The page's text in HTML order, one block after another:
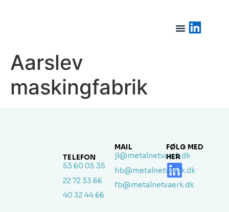
Aarslev
maskingfabrik
TELEFON
53 60 05 35
22 72 33 66
40 32 44 66
MAIL
jl@metalnetvaerk.dk
hb@metalnetvaerk.dk
fb@metalnetvaerk.dk
FØLG MED
HER